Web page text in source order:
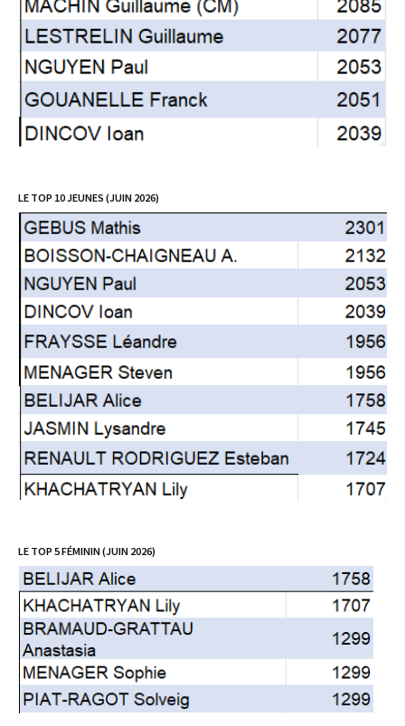
LE TOP 10 JEUNES (JUIN 2026)
LE TOP 5 FÉMININ (JUIN 2026)